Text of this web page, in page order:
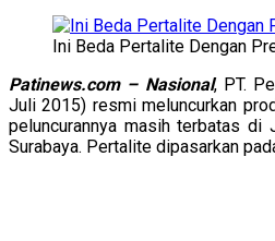
Ini Beda Pertalite Dengan
Patinews.com – Nasional, PT.
Juli 2015) resmi meluncurkan
peluncurannya masih terbatas di
Surabaya. Pertalite dipasarkan